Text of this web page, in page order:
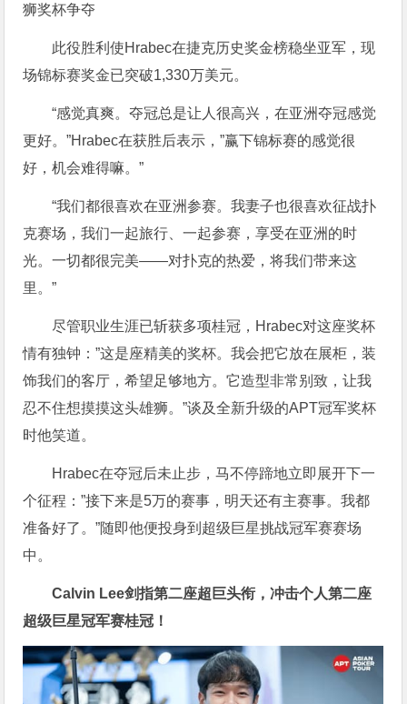
狮奖杯争夺
此役胜利使Hrabec在捷克历史奖金榜稳坐亚军，现
场锦标赛奖金已突破1,330万美元。
“感觉真爽。夺冠总是让人很高兴，在亚洲夺冠感觉
更好。”Hrabec在获胜后表示，”赢下锦标赛的感觉很
好，机会难得嘛。”
“我们都很喜欢在亚洲参赛。我妻子也很喜欢征战扑
克赛场，我们一起旅行、一起参赛，享受在亚洲的时
光。一切都很完美——对扑克的热爱，将我们带来这
里。”
尽管职业生涯已斩获多项桂冠，Hrabec对这座奖杯
情有独钟：”这是座精美的奖杯。我会把它放在展柜，装
饰我们的客厅，希望足够地方。它造型非常别致，让我
忍不住想摸摸这头雄狮。”谈及全新升级的APT冠军奖杯
时他笑道。
Hrabec在夺冠后未止步，马不停蹄地立即展开下一
个征程：”接下来是5万的赛事，明天还有主赛事。我都
准备好了。”随即他便投身到超级巨星挑战冠军赛赛场
中。
Calvin Lee剑指第二座超巨头衔，冲击个人第二座
超级巨星冠军赛桂冠！